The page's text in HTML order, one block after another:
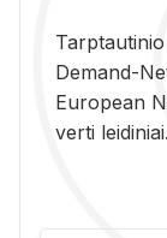
De­mand-
Eu­ro­pe­an
ver­ti lei­di­niai.